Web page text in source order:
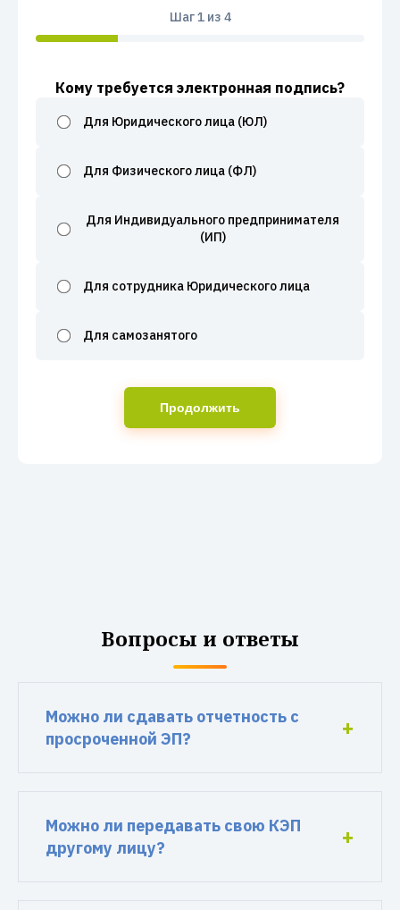
Шаг1из 4
Кому требуется электронная подпись?
Для Юридического лица (ЮЛ)
Для Физического лица (ФЛ)
Для Индивидуального предпринимателя
(ИП)
Для сотрудника Юридического лица
Для самозанятого
Продолжить
Вопросы и ответы
Можно ли сдавать отчетность с
просроченной ЭП?
Можно ли передавать свою КЭП
другому лицу?